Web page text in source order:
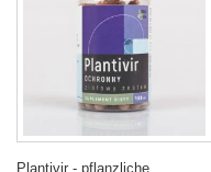
Plantivir - pflanzliche